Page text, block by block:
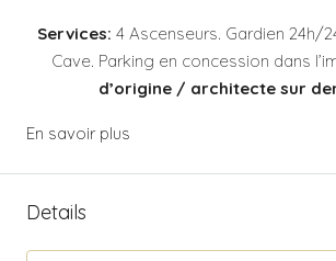
Services: 4 Ascenseurs. Gardien 24h/
Cave. Parking en concession dans
d’origine / architecte sur
En savoir plus
Details